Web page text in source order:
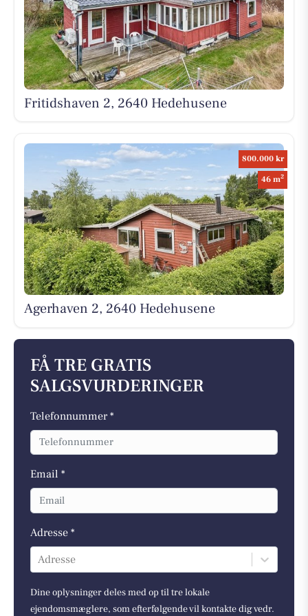
Fritidshaven 2, 2640 Hedehusene
800.000 kr
46 m2
Agerhaven 2, 2640 Hedehusene
FÅ TRE GRATIS
SALGSVURDERINGER
Telefonnummer *
Email *
Adresse *
Adresse
Dine oplysninger deles med op til tre lokale
ejendomsmæglere, som efterfølgende vil kontakte dig vedr.